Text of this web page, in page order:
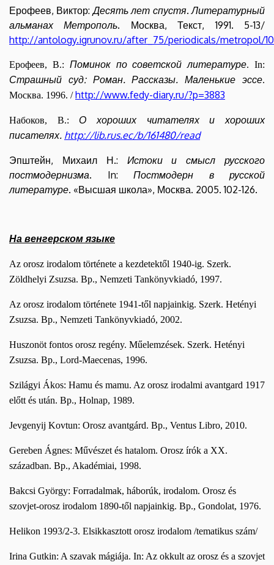
Ерофеев, Виктор:Десять лет спустя.Литературный
альманах Метрополь. Москва, Текст, 1991. 5-13/
http://antology.igrunov.ru/after_75/periodicals/metropol/
Ерофеев, В.: Поминок по советской литературе. In:
Страшный суд: Роман. Рассказы. Маленькие эссе.
Москва. 1996. /http://www.fedy-diary.ru/?p=3883
Набоков, В.:О хороших читателях и хороших
писателях. http://lib.rus.ec/b/161480/read
Эпштейн, Михаил Н.: Истоки и смысл русского
постмодернизма. In: Постмодерн в русской
литературе. «Высшая школа», Москва. 2005. 102-126.
На венгерском языке
Az orosz irodalom története a kezdetektől 1940-ig. Szerk.
Zöldhelyi Zsuzsa. Bp., Nemzeti Tankönyvkiadó, 1997.
Az orosz irodalom története 1941-től napjainkig. Szerk. Hetényi
Zsuzsa. Bp., Nemzeti Tankönyvkiadó, 2002.
Huszonöt fontos orosz regény. Műelemzések. Szerk. Hetényi
Zsuzsa. Bp., Lord-Maecenas, 1996.
Szilágyi Ákos: Hamu és mamu. Az orosz irodalmi avantgard 1917
előtt és után. Bp., Holnap, 1989.
Jevgenyij Kovtun: Orosz avantgárd. Bp., Ventus Libro, 2010.
Gereben Ágnes: Művészet és hatalom. Orosz írók a XX.
században. Bp., Akadémiai, 1998.
Bakcsi György: Forradalmak, háborúk, irodalom. Orosz és
szovjet-orosz irodalom 1890-től napjainkig. Bp., Gondolat, 1976.
Helikon 1993/2-3. Elsikkasztott orosz irodalom /tematikus szám/
Irina Gutkin: A szavak mágiája. In: Az okkult az orosz és a szovjet